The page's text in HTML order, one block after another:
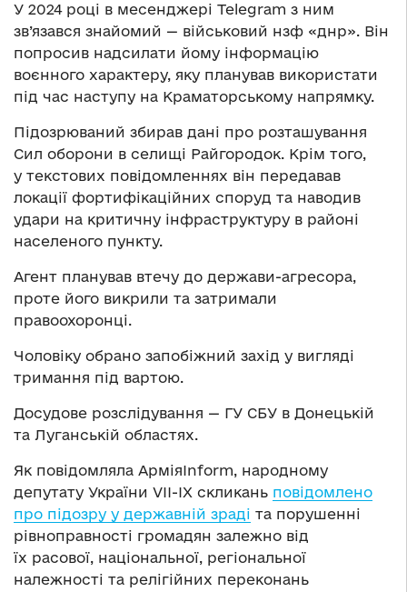
У 2024 році в месенджері Telegram з ним
зв’язався знайомий — військовий нзф «днр». Він
попросив надсилати йому інформацію
воєнного характеру, яку планував використати
під час наступу на Краматорському напрямку.
Підозрюваний збирав дані про розташування
Сил оборони в селищі Райгородок. Крім того,
у текстових повідомленнях він передавав
локації фортифікаційних споруд та наводив
удари на критичну інфраструктуру в районі
населеного пункту.
Агент планував втечу до держави-агресора,
проте його викрили та затримали
правоохоронці.
Чоловіку обрано запобіжний захід у вигляді
тримання під вартою.
Досудове розслідування — ГУ СБУ в Донецькій
та Луганській областях.
Як повідомляла АрміяInform, народному
депутату України VII-IX скликань повідомлено
про підозру у державній зраді та порушенні
рівноправності громадян залежно від
їх расової, національної, регіональної
належності та релігійних переконань